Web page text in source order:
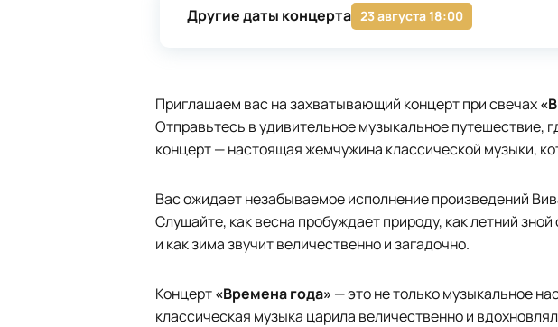
Другие даты концерта 23 августа 18:00
Приглашаем вас на захватывающий концерт при свечах
Отправьтесь в удивительное музыкальное путешествие,
концерт — настоящая жемчужина классической музыки,
Вас ожидает незабываемое исполнение произведений
Слушайте, как весна пробуждает природу, как летний
и как зима звучит величественно и загадочно.
Концерт«Времена года» — это не только музыкальное
классическая музыка царила величественно и